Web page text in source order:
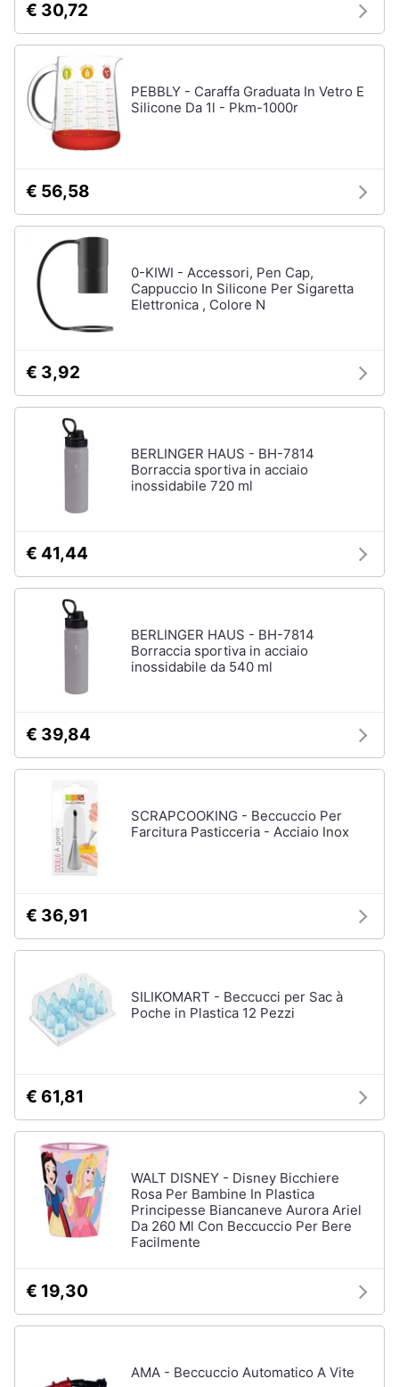
€ 30,72
PEBBLY - Caraffa Graduata In Vetro E
Silicone Da 1l - Pkm-1000r
€ 56,58
0-KIWI - Accessori, Pen Cap,
Cappuccio In Silicone Per Sigaretta
Elettronica , Colore N
€ 3,92
BERLINGER HAUS - BH-7814
Borraccia sportiva in acciaio
inossidabile 720 ml
€ 41,44
BERLINGER HAUS - BH-7814
Borraccia sportiva in acciaio
inossidabile da 540 ml
€ 39,84
SCRAPCOOKING - Beccuccio Per
Farcitura Pasticceria - Acciaio Inox
€ 36,91
SILIKOMART - Beccucci per Sac à
Poche in Plastica 12 Pezzi
€ 61,81
WALT DISNEY - Disney Bicchiere
Rosa Per Bambine In Plastica
Principesse Biancaneve Aurora Ariel
Da 260 Ml Con Beccuccio Per Bere
Facilmente
€ 19,30
AMA - Beccuccio Automatico A Vite